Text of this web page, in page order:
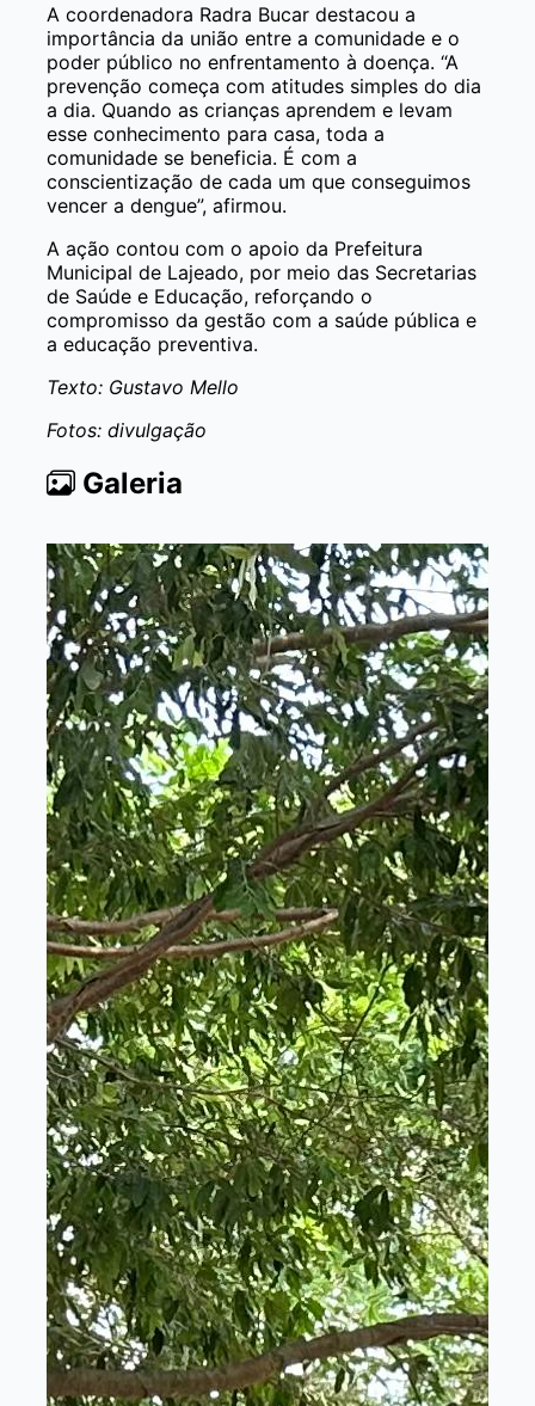
A coordenadora Radra Bucar destacou a
importância da união entre a comunidade e o
poder público no enfrentamento à doença. “A
prevenção começa com atitudes simples do dia
a dia. Quando as crianças aprendem e levam
esse conhecimento para casa, toda a
comunidade se beneficia. É com a
conscientização de cada um que conseguimos
vencer a dengue”, afirmou.
A ação contou com o apoio da Prefeitura
Municipal de Lajeado, por meio das Secretarias
de Saúde e Educação, reforçando o
compromisso da gestão com a saúde pública e
a educação preventiva.
Texto: Gustavo Mello
Fotos: divulgação
Galeria